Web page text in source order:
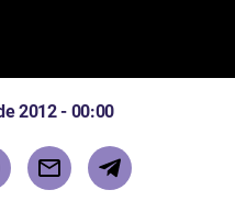
2012 - 00:00